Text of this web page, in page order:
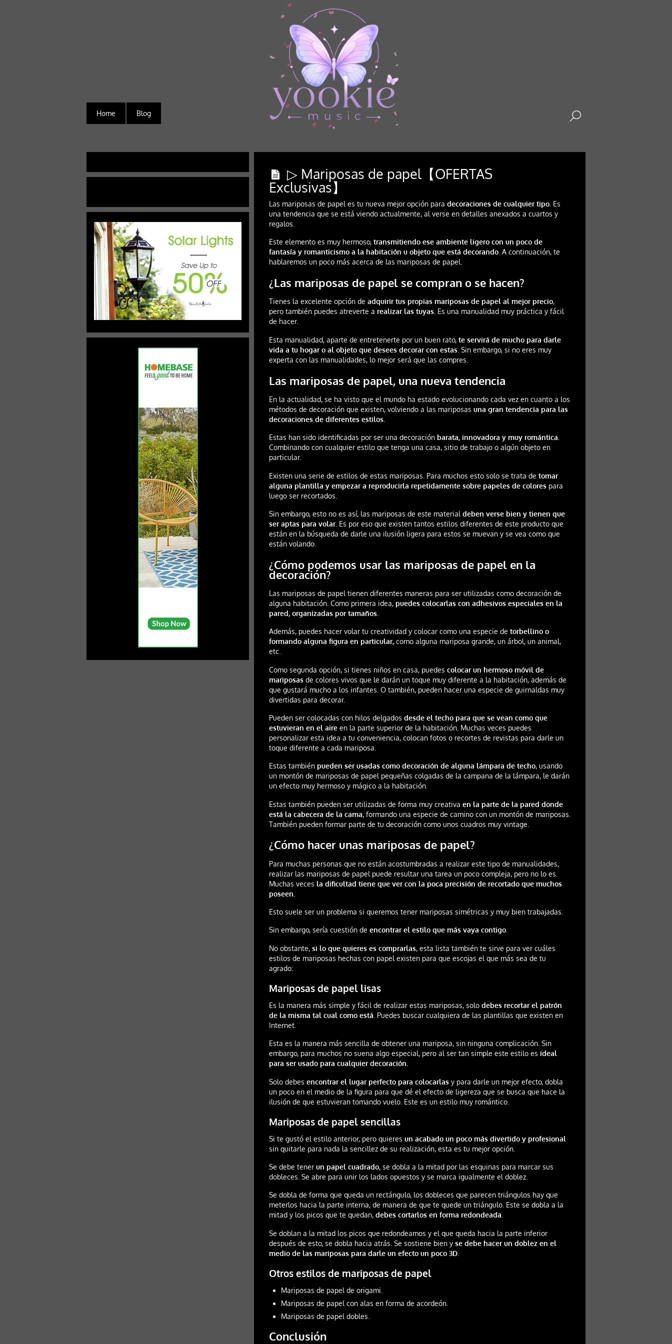
Home Blog
▷ Mariposas de papel【OFERTAS
Exclusivas】
Las mariposas de papel es tu nueva mejor opción paradecoraciones de cualquier tipo. Es
una tendencia que se está viendo actualmente, al verse en detalles anexados a cuartos y
regalos.
Este elemento es muy hermoso,transmitiendo ese ambiente ligero con un poco de
fantasía y romanticismo a la habitación u objeto que está decorando . A continuación, te
hablaremos un poco más acerca de las mariposas de papel.
¿Las mariposas de papel se compran o se hacen?
Tienes la excelente opción deadquirir tus propias mariposas de papel al mejor precio,
pero también puedes atreverte a realizar las tuyas. Es una manualidad muy práctica y fácil
de hacer.
Esta manualidad, aparte de entretenerte por un buen rato,te servirá de mucho para darle
vida a tu hogar o al objeto que desees decorar con estas . Sin embargo, si no eres muy
experta con las manualidades, lo mejor será que las compres.
Las mariposas de papel, una nueva tendencia
En la actualidad, se ha visto que el mundo ha estado evolucionando cada vez en cuanto a los
métodos de decoración que existen, volviendo a las mariposasuna gran tendencia para las
decoraciones de diferentes estilos.
Estas han sido identificadas por ser una decoraciónbarata, innovadora y muy romántica.
Combinando con cualquier estilo que tenga una casa, sitio de trabajo o algún objeto en
particular.
Existen una serie de estilos de estas mariposas. Para muchos esto solo se trata detomar
alguna plantilla y empezar a reproducirla repetidamente sobre papeles de colores para
luego ser recortados.
Sin embargo, esto no es así, las mariposas de este materialdeben verse bien y tienen que
ser aptas para volar. Es por eso que existen tantos estilos diferentes de este producto que
están en la búsqueda de darle una ilusión ligera para estos se muevan y se vea como que
están volando.
¿Cómo podemos usar las mariposas de papel en la
decoración?
Las mariposas de papel tienen diferentes maneras para ser utilizadas como decoración de
alguna habitación. Como primera idea,puedes colocarlas con adhesivos especiales en la
pared, organizadas por tamaños.
Además, puedes hacer volar tu creatividad y colocar como una especie detorbellino o
formando alguna figura en particular, como alguna mariposa grande, un árbol, un animal,
etc.
Como segunda opción, si tienes niños en casa, puedescolocar un hermoso móvil de
mariposas de colores vivos que le darán un toque muy diferente a la habitación, además de
que gustará mucho a los infantes. O también, pueden hacer una especie de guirnaldas muy
divertidas para decorar.
Pueden ser colocadas con hilos delgadosdesde el techo para que se vean como que
estuvieran en el aire en la parte superior de la habitación. Muchas veces puedes
personalizar esta idea a tu conveniencia, colocan fotos o recortes de revistas para darle un
toque diferente a cada mariposa.
Estas tambiénpueden ser usadas como decoración de alguna lámpara de techo, usando
un montón de mariposas de papel pequeñas colgadas de la campana de la lámpara, le darán
un efecto muy hermoso y mágico a la habitación.
Estas también pueden ser utilizadas de forma muy creativaen la parte de la pared donde
está la cabecera de la cama, formando una especie de camino con un montón de mariposas.
También pueden formar parte de tu decoración como unos cuadros muy vintage.
¿Cómo hacer unas mariposas de papel?
Para muchas personas que no están acostumbradas a realizar este tipo de manualidades,
realizar las mariposas de papel puede resultar una tarea un poco compleja, pero no lo es.
Muchas veces la dificultad tiene que ver con la poca precisión de recortado que muchos
poseen.
Esto suele ser un problema si queremos tener mariposas simétricas y muy bien trabajadas.
Sin embargo, sería cuestión deencontrar el estilo que más vaya contigo.
No obstante,si lo que quieres es comprarlas, esta lista también te sirve para ver cuáles
estilos de mariposas hechas con papel existen para que escojas el que más sea de tu
agrado:
Mariposas de papel lisas
Es la manera más simple y fácil de realizar estas mariposas, solodebes recortar el patrón
de la misma tal cual como está . Puedes buscar cualquiera de las plantillas que existen en
Internet.
Esta es la manera más sencilla de obtener una mariposa, sin ninguna complicación. Sin
embargo, para muchos no suena algo especial, pero al ser tan simple este estilo es ideal
para ser usado para cualquier decoración.
Solo debesencontrar el lugar perfecto para colocarlas y para darle un mejor efecto, dobla
un poco en el medio de la figura para que dé el efecto de ligereza que se busca que hace la
ilusión de que estuvieran tomando vuelo. Este es un estilo muy romántico.
Mariposas de papel sencillas
Si te gustó el estilo anterior, pero quieresun acabado un poco más divertido y profesional
sin quitarle para nada la sencillez de su realización, esta es tu mejor opción.
Se debe tenerun papel cuadrado, se dobla a la mitad por las esquinas para marcar sus
dobleces. Se abre para unir los lados opuestos y se marca igualmente el doblez.
Se dobla de forma que queda un rectángulo, los dobleces que parecen triángulos hay que
meterlos hacia la parte interna, de manera de que te quede un triángulo. Este se dobla a la
mitad y los picos que te quedan,debes cortarlos en forma redondeada.
Se doblan a la mitad los picos que redondeamos y el que queda hacia la parte inferior
después de esto, se dobla hacia atrás. Se sostiene bien yse debe hacer un doblez en el
medio de las mariposas para darle un efecto un poco 3D.
Otros estilos de mariposas de papel
Mariposas de papel de origami.
Mariposas de papel con alas en forma de acordeón.
Mariposas de papel dobles.
Conclusión